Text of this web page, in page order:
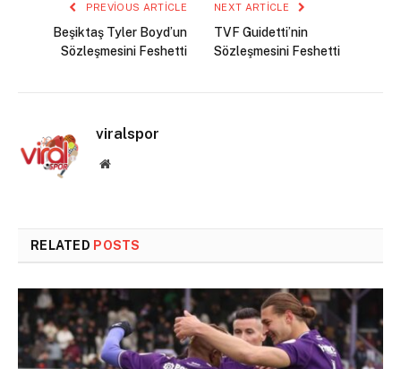
PREVIOUS ARTICLE
Beşiktaş Tyler Boyd’un
Sözleşmesini Feshetti
NEXT ARTICLE
TVF Guidetti’nin
Sözleşmesini Feshetti
viralspor
Website
RELATED POSTS